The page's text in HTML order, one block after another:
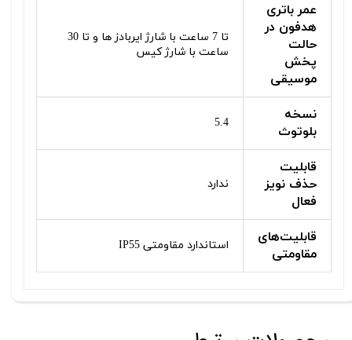
عمر باتری
هدفون در
حالت
پخش
موسیقی
تا 7 ساعت با شارژ ایربادز ها و تا 30
ساعت با شارژ کیس
نسخه
بلوتوث
5.4
قابلیت
حذف نویز
فعال
ندارد
قابلیت‌های
مقاومتی
استاندارد مقاومتی IP55